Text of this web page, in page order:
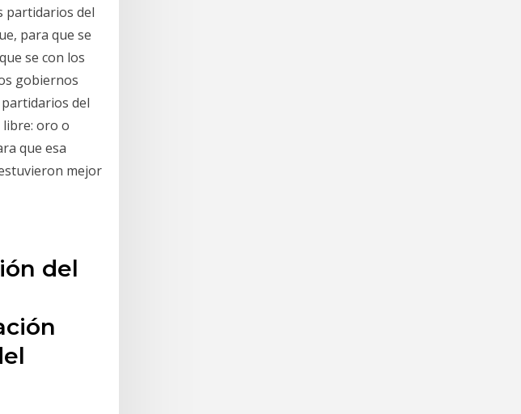
partidarios del
para que se
se con los
gobiernos
del
oro o
que esa
mejor
del